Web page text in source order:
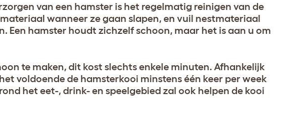
van een hamster is het regelmatig reinigen van de
wanneer ze gaan slapen, en vuil nestmateriaal
Een hamster houdt zichzelf schoon, maar het is aan u om
te maken, dit kost slechts enkele minuten. Afhankelijk
voldoende de hamsterkooi minstens één keer per week
het eet-, drink- en speelgebied zal ook helpen de kooi